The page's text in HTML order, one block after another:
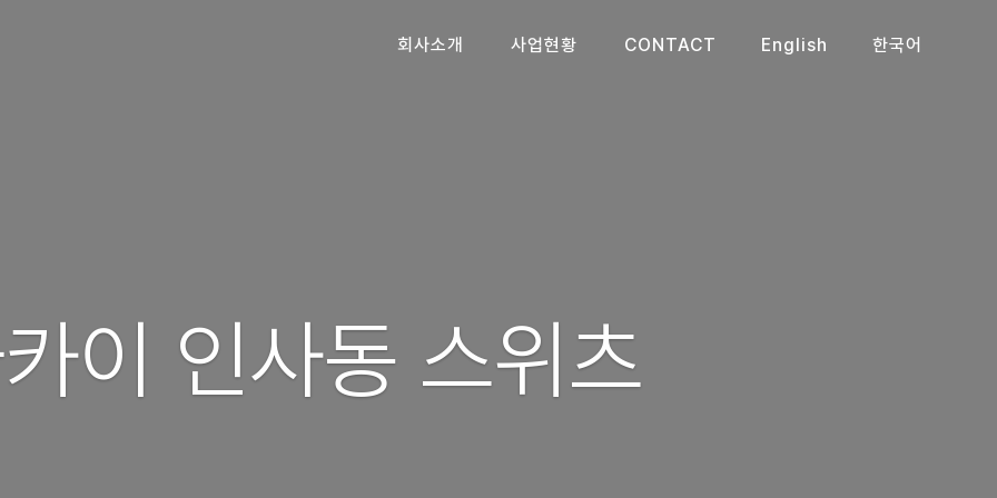
회사소개 사업현황 CONTACT English 한국어
이 인사동 스위츠